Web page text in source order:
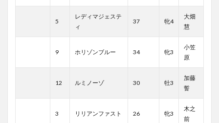
5
レディマジェステ
ィ
37 牝4
大畑
慧
9 ホリゾンブルー 34 牝3
小笠
原
12 ルミノーゾ 30 牡3
加藤
誓
3 リリアンファスト 26 牝3
木之
前